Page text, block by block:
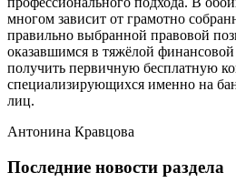
многом зависит от грамотно
правильно выбранной правовой
оказавшимся в тяжёлой
получить первичную бесплатную
специализирующихся именно на
лиц.
Антонина Кравцова
Последние новости раздела